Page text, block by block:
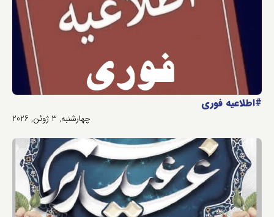
#اطلاعیه فوری
چهارشنبه, 3 ژوئن, 2026